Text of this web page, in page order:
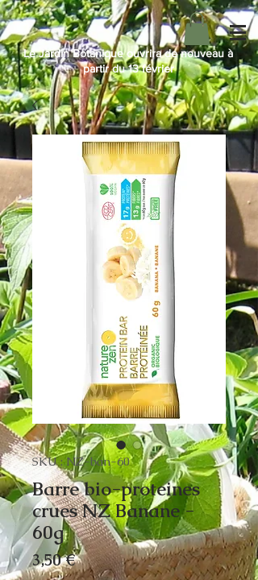
Le Jardin Botanique ouvrira de nouveau à
partir du 13 février
SKU : NZ-ban-60
Barre bio-proteines
crues NZ Banane -
60g
3,50 €Prix